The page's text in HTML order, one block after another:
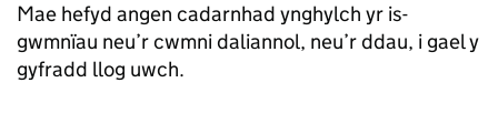
Mae hefyd angen cadarnhad ynghylch yr is-
gwmnïau neu’r cwmni daliannol, neu’r ddau, i gael y
gyfradd llog uwch.